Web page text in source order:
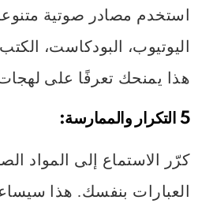
استخدم مصادر صوتية
اليوتيوب، البودكاست، الكتب
هذا يمنحك تعرفًا على
5 التكرار والممارسة:
كرّر الاستماع إلى المواد
العبارات بنفسك. هذا